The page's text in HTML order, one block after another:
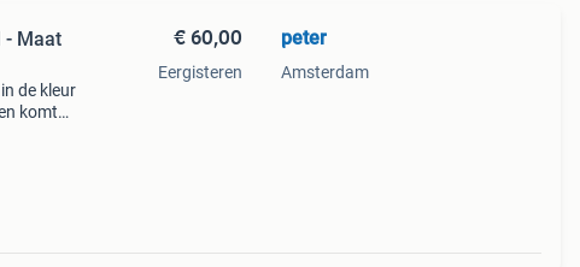
- Maat
de kleur
komt
€ 60,00
Eergisteren
peter
Amsterdam